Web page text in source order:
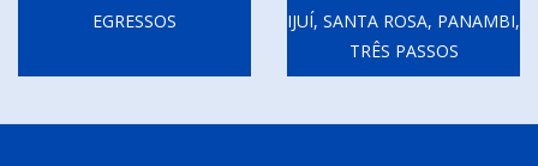
EGRESSOS
IJUÍ, SANTA ROSA, PANAMBI,
TRÊS PASSOS